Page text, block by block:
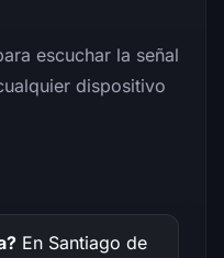
escuchar la señal
dispositivo
En Santiago de